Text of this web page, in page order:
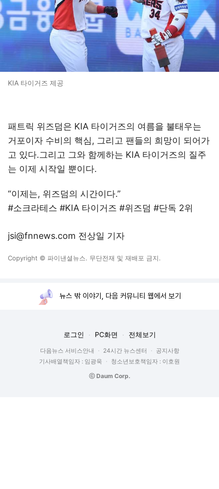
KIA 타이거즈 제공
패트릭 위즈덤은 KIA 타이거즈의 여름을 불태우는
거포이자 수비의 핵심, 그리고 팬들의 희망이 되어가
고 있다.그리고 그와 함께하는 KIA 타이거즈의 질주
는 이제 시작일 뿐이다.
“이제는, 위즈덤의 시간이다.”
#소크라테스 #KIA 타이거즈 #위즈덤 #단독 2위
jsi@fnnews.com 전상일 기자
Copyright © 파이낸셜뉴스. 무단전재 및 재배포 금지.
뉴스 밖 이야기, 다음 커뮤니티 웹에서 보기
로그인 PC화면 전체보기
다음뉴스 서비스안내 24시간 뉴스센터
공지사항
기사배열책임자 : 임광욱
청소년보호책임자 : 이호원
ⓒ Daum Corp.